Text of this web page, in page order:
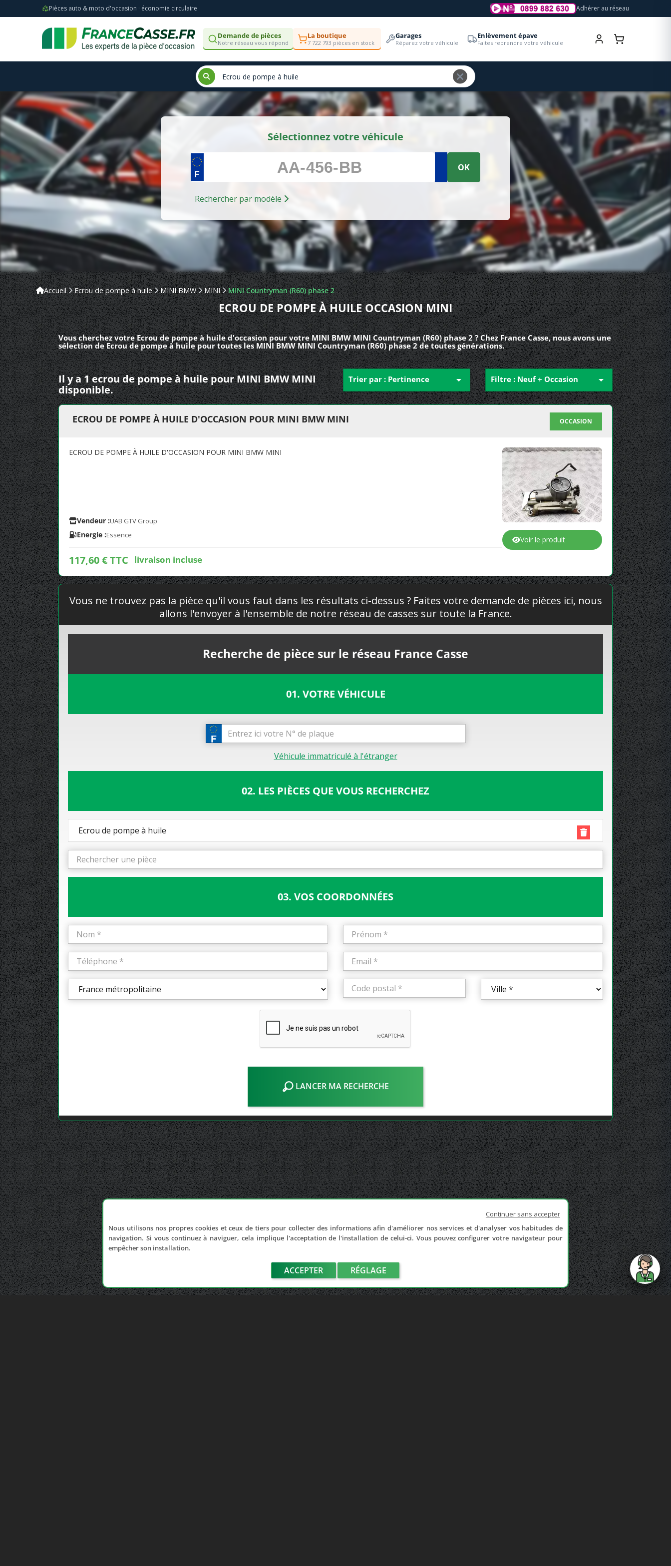
Pièces auto & moto d'occasion · économie circulaire Adhérer au réseau
Demande de pièces
Notre réseau vous répond
La boutique
7 722 793 pièces en stock
Garages
Réparez votre véhicule
Enlèvement épave
Faites reprendre votre véhicule
Sélectionnez votre véhicule
OK
Rechercher par modèle
Accueil Ecrou de pompe à huile MINI BMW MINI MINI Countryman (R60) phase 2
ECROU DE POMPE À HUILE OCCASION MINI
Vous cherchez votre Ecrou de pompe à huile d'occasion pour votre MINI BMW MINI Countryman (R60) phase 2 ? Chez France Casse, nous avons une
sélection de Ecrou de pompe à huile pour toutes les MINI BMW MINI Countryman (R60) phase 2 de toutes générations.
Il y a 1 ecrou de pompe à huile pour MINI BMW MINI
disponible.
Trier par : Pertinence  Filtre : Neuf + Occasion 
ECROU DE POMPE À HUILE D'OCCASION POUR MINI BMW MINI OCCASION
ECROU DE POMPE À HUILE D'OCCASION POUR MINI BMW MINI
Vendeur :UAB GTV Group
Energie :Essence
117,60 € TTC livraison incluse
Voir le produit
Vous ne trouvez pas la pièce qu'il vous faut dans les résultats ci-dessus ? Faites votre demande de pièces ici, nous
allons l'envoyer à l'ensemble de notre réseau de casses sur toute la France.
Recherche de pièce sur le réseau France Casse
01. VOTRE VÉHICULE
Véhicule immatriculé à l'étranger
02. LES PIÈCES QUE VOUS RECHERCHEZ
Ecrou de pompe à huile
03. VOS COORDONNÉES
LANCER MA RECHERCHE
Continuer sans accepter
Nous utilisons nos propres cookies et ceux de tiers pour collecter des informations afin d'améliorer nos services et d'analyser vos habitudes de
navigation. Si vous continuez à naviguer, cela implique l'acceptation de l'installation de celui-ci. Vous pouvez configurer votre navigateur pour
empêcher son installation.
ACCEPTER RÉGLAGE